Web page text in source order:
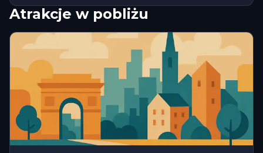
Atrakcje w pobliżu